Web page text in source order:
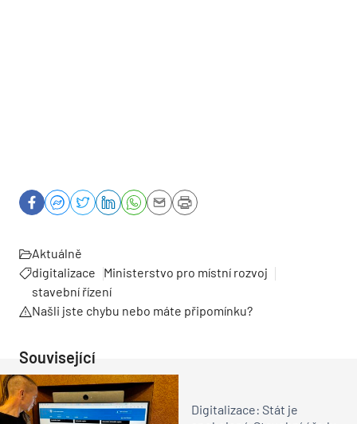
Aktuálně
digitalizace
Ministerstvo pro místní rozvoj
stavební řízení
Našli jste chybu nebo máte připomínku?
Související
Digitalizace: Stát je